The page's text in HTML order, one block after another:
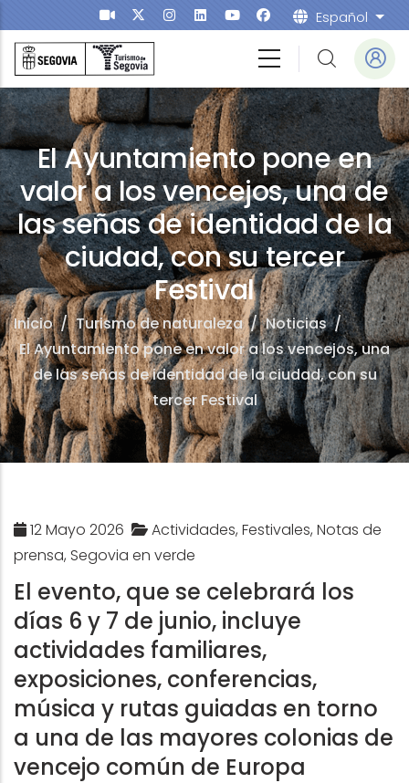
Pasar al contenido principal Español
El Ayuntamiento pone en
valor a los vencejos, una de
las señas de identidad de la
ciudad, con su tercer
Festival
Inicio/ Turismo de naturaleza / Noticias/
El Ayuntamiento pone en valor a los vencejos, una
de las señas de identidad de la ciudad, con su
tercer Festival
12 Mayo 2026
Actividades, Festivales, Notas de
prensa, Segovia en verde
El evento, que se celebrará los
días 6 y 7 de junio, incluye
actividades familiares,
exposiciones, conferencias,
música y rutas guiadas en torno
a una de las mayores colonias de
vencejo común de Europa